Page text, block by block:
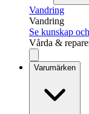
Vandring
Vandring
Se kunskap
Vårda &
Varumärken